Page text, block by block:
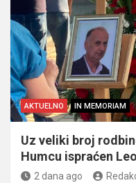
AKTUELNO IN MEMORIAM
Uz veliki broj
Humcu ispraćen
2 dana ago